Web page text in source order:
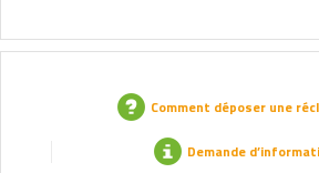
Comment déposer une
Demande